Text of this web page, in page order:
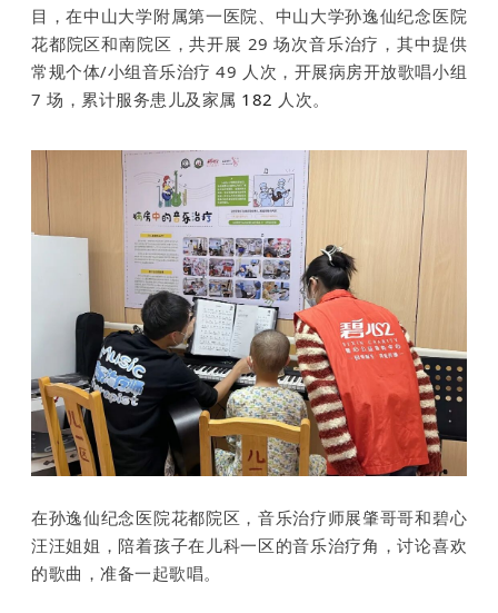
目，在中山大学附属第一医院、中山大学孙逸仙纪念医院
花都院区和南院区，共开展 29 场次音乐治疗，其中提供
常规个体/小组音乐治疗 49 人次，开展病房开放歌唱小组
7 场，累计服务患儿及家属 182 人次。
在孙逸仙纪念医院花都院区，音乐治疗师展肇哥哥和碧心
汪汪姐姐，陪着孩子在儿科一区的音乐治疗角，讨论喜欢
的歌曲，准备一起歌唱。